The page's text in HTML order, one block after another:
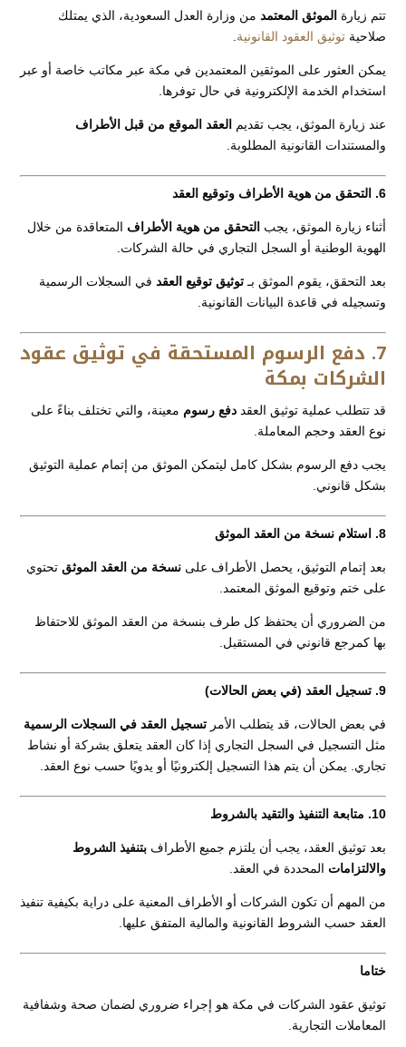
تتم زيارة الموثق المعتمد من وزارة العدل السعودية، الذي يمتلك
صلاحية توثيق العقود القانونية
يمكن العثور على الموثقين المعتمدين في مكة عبر مكاتب خاصة أو عبر
استخدام الخدمة الإلكترونية في حال توفرها.
عند زيارة الموثق، يجب تقديم العقد الموقع من قبل الأطراف
والمستندات القانونية المطلوبة.
6. التحقق من هوية الأطراف وتوقيع العقد
أثناء زيارة الموثق، يجب التحقق من هوية الأطراف المتعاقدة من خلال
الهوية الوطنية أو السجل التجاري في حالة الشركات.
بعد التحقق، يقوم الموثق بـ توثيق توقيع العقد في السجلات الرسمية
وتسجيله في قاعدة البيانات القانونية.
7. دفع الرسوم المستحقة في توثيق عقود
الشركات بمكة
قد تتطلب عملية توثيق العقد دفع رسوم معينة، والتي تختلف بناءً على
نوع العقد وحجم المعاملة.
يجب دفع الرسوم بشكل كامل ليتمكن الموثق من إتمام عملية التوثيق
بشكل قانوني.
8. استلام نسخة من العقد الموثق
بعد إتمام التوثيق، يحصل الأطراف على نسخة من العقد الموثق تحتوي
على ختم وتوقيع الموثق المعتمد.
من الضروري أن يحتفظ كل طرف بنسخة من العقد الموثق للاحتفاظ
بها كمرجع قانوني في المستقبل.
9. تسجيل العقد (في بعض الحالات)
في بعض الحالات، قد يتطلب الأمر تسجيل العقد في السجلات الرسمية
مثل التسجيل في السجل التجاري إذا كان العقد يتعلق بشركة أو نشاط
تجاري. يمكن أن يتم هذا التسجيل إلكترونيًا أو يدويًا حسب نوع العقد.
10. متابعة التنفيذ والتقيد بالشروط
بعد توثيق العقد، يجب أن يلتزم جميع الأطراف بتنفيذ الشروط
والالتزامات المحددة في العقد.
من المهم أن تكون الشركات أو الأطراف المعنية على دراية بكيفية تنفيذ
العقد حسب الشروط القانونية والمالية المتفق عليها.
ختاما
توثيق عقود الشركات في مكة هو إجراء ضروري لضمان صحة وشفافية
المعاملات التجارية.